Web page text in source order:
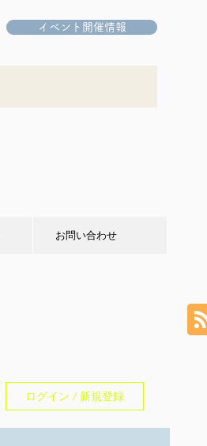
イベント開催情報
お問い合わせ
ログイン / 新規登録